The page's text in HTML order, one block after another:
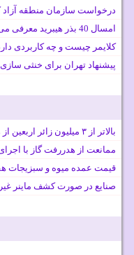
درخواست سازمان منطقه
امسال 40 بذر هیبرید معرفی می شود
کلایمر چیست و چه کاربردی
پیشنهاد تهران برای خنثی
بالاتر از ۳ میلیون زائر اربعین از مرزهای زمینی کشور خارج شدند
ممانعت از هدررفت گاز با
قیمت عمده میوه و سبزیجات
صنایع در صورت کشف ماینر غیر